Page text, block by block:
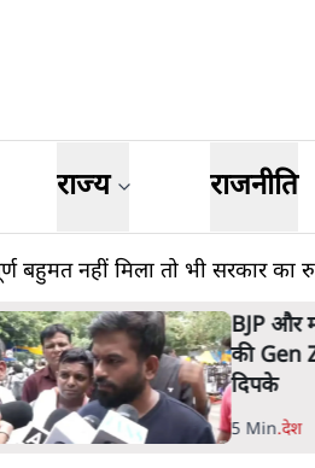
राज्य राजनीति
बहुमत नहीं मिला तो भी सरकार का
भागवत
अभिजीत